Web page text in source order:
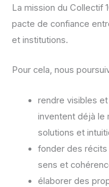
La mission du Collectif
pacte de confiance
et institutions.
Pour cela, nous
rendre visibles
inventent déjà le
solutions et
fonder des
sens et
élaborer des